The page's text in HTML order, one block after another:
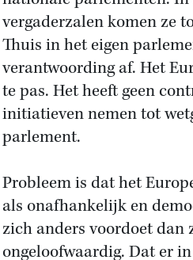
vergaderzalen komen ze
Thuis in het eigen
verantwoording af. Het
te pas. Het heeft geen
initiatieven nemen tot
parlement.
Probleem is dat het
als onafhankelijk en
zich anders voordoet dan
ongeloofwaardig. Dat er